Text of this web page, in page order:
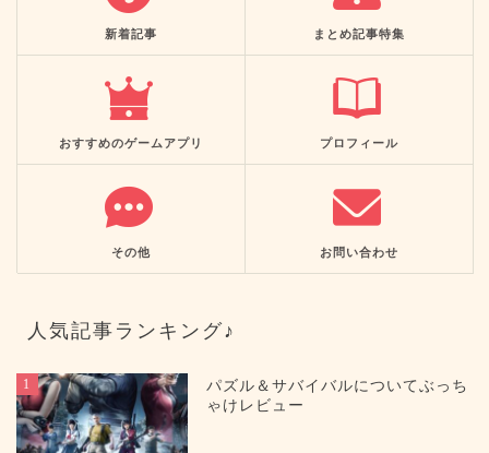
新着記事 まとめ記事特集
おすすめのゲームアプリ プロフィール
その他 お問い合わせ
人気記事ランキング♪
1
パズル＆サバイバルについてぶっち
ゃけレビュー